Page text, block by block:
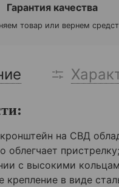
Гарантия качества
товар или вернем
на СВД
облегчает пристрелку;
с высокими
крепление в виде